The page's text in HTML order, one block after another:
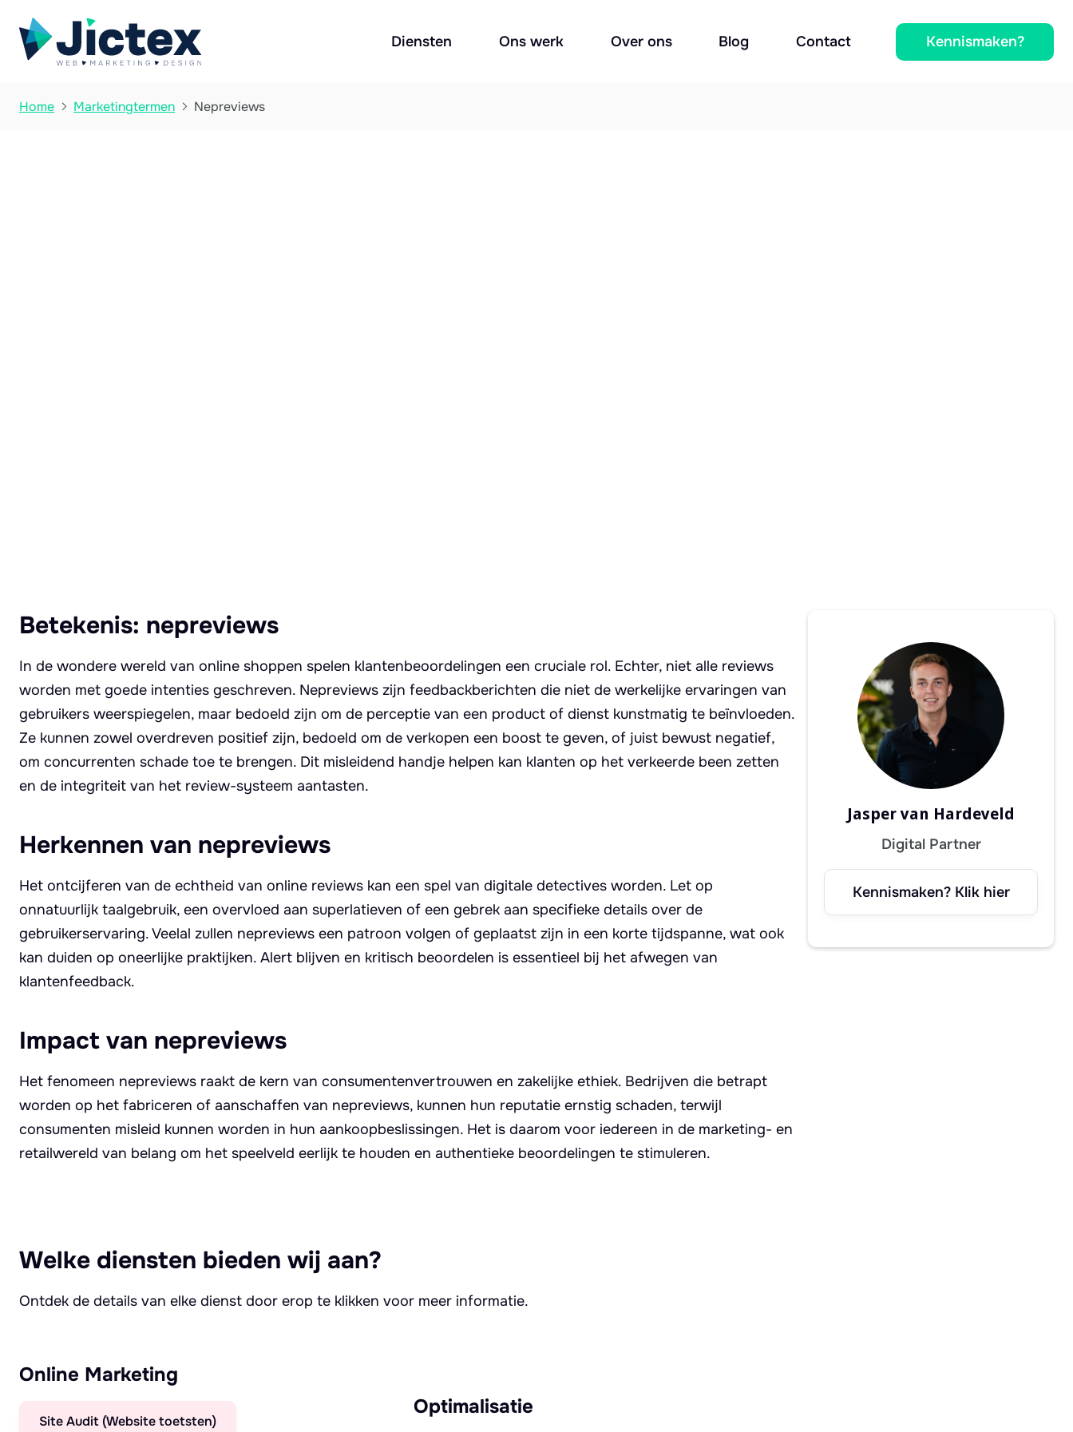
Diensten Ons werk Over ons Blog Contact Kennismaken?
Home  Marketingtermen  Nepreviews
Betekenis: nepreviews
In de wondere wereld van online shoppen spelen klantenbeoordelingen een cruciale rol. Echter, niet alle reviews
worden met goede intenties geschreven. Nepreviews zijn feedbackberichten die niet de werkelijke ervaringen van
gebruikers weerspiegelen, maar bedoeld zijn om de perceptie van een product of dienst kunstmatig te beïnvloeden.
Ze kunnen zowel overdreven positief zijn, bedoeld om de verkopen een boost te geven, of juist bewust negatief,
om concurrenten schade toe te brengen. Dit misleidend handje helpen kan klanten op het verkeerde been zetten
en de integriteit van het review-systeem aantasten.
Herkennen van nepreviews
Het ontcijferen van de echtheid van online reviews kan een spel van digitale detectives worden. Let op
onnatuurlijk taalgebruik, een overvloed aan superlatieven of een gebrek aan specifieke details over de
gebruikerservaring. Veelal zullen nepreviews een patroon volgen of geplaatst zijn in een korte tijdspanne, wat ook
kan duiden op oneerlijke praktijken. Alert blijven en kritisch beoordelen is essentieel bij het afwegen van
klantenfeedback.
Impact van nepreviews
Het fenomeen nepreviews raakt de kern van consumentenvertrouwen en zakelijke ethiek. Bedrijven die betrapt
worden op het fabriceren of aanschaffen van nepreviews, kunnen hun reputatie ernstig schaden, terwijl
consumenten misleid kunnen worden in hun aankoopbeslissingen. Het is daarom voor iedereen in de marketing- en
retailwereld van belang om het speelveld eerlijk te houden en authentieke beoordelingen te stimuleren.
Welke diensten bieden wij aan?
Ontdek de details van elke dienst door erop te klikken voor meer informatie.
Online Marketing
Site Audit (Website toetsten)
Optimalisatie
Jasper van Hardeveld
Digital Partner
Kennismaken? Klik hier